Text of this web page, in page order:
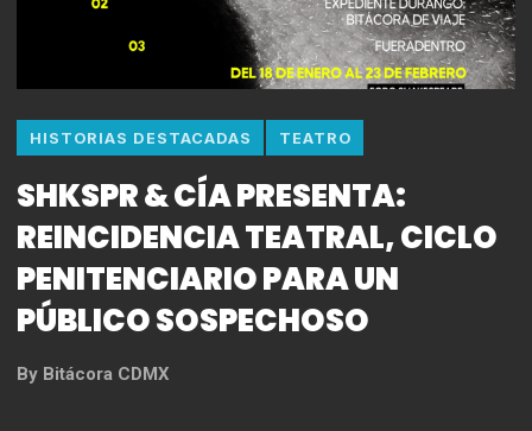
HISTORIAS DESTACADAS TEATRO
SHKSPR & CÍA PRESENTA:
REINCIDENCIA TEATRAL, CICLO
PENITENCIARIO PARA UN
PÚBLICO SOSPECHOSO
By Bitácora CDMX